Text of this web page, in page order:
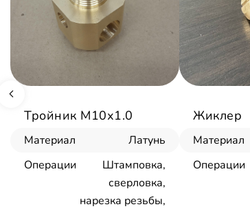
Тройник М10х1.0
Материал
Латунь
Операции
Штамповка,
сверловка,
нарезка резьбы,
Жиклер
Материал
Операции